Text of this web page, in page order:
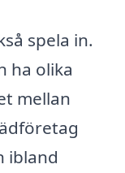
spela in.
ha olika
mellan
ibland